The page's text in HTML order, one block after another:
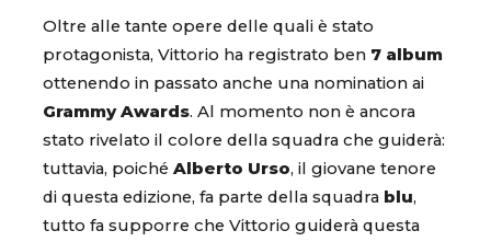
Oltre alle tante opere delle quali è stato
protagonista, Vittorio ha registrato ben 7 album
ottenendo in passato anche una nomination ai
Grammy Awards. Al momento non è ancora
stato rivelato il colore della squadra che guiderà:
tuttavia, poiché Alberto Urso, il giovane tenore
di questa edizione, fa parte della squadra blu,
tutto fa supporre che Vittorio guiderà questa